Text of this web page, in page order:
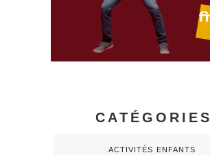
CATÉGORIES
ACTIVITÉS ENFANTS